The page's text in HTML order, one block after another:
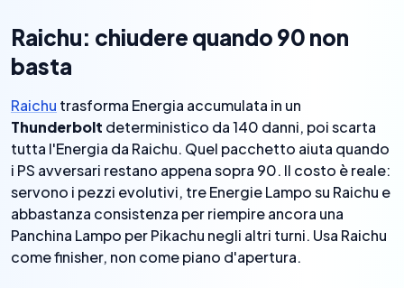
Raichu: chiudere quando 90 non
basta
Raichu trasforma Energia accumulata in un
Thunderbolt deterministico da 140 danni, poi scarta
tutta l'Energia da Raichu. Quel pacchetto aiuta quando
i PS avversari restano appena sopra 90. Il costo è reale:
servono i pezzi evolutivi, tre Energie Lampo su Raichu e
abbastanza consistenza per riempire ancora una
Panchina Lampo per Pikachu negli altri turni. Usa Raichu
come finisher, non come piano d'apertura.